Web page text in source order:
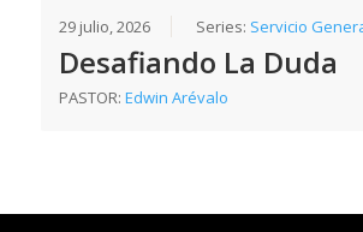
29 julio, 2026 Series: Servicio
Desafiando La Duda
PASTOR:Edwin Arévalo